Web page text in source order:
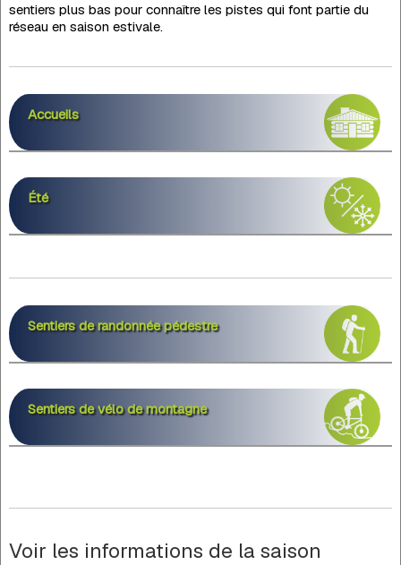
sentiers plus bas pour connaître les pistes qui font partie du
réseau en saison estivale.
Accueils
Été
Sentiers de randonnée pédestre
Sentiers de vélo de montagne
Voir les informations de la saison